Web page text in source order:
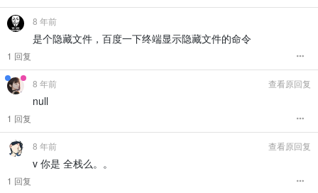
8 年前
是个隐藏文件，百度一下终端显示隐藏文件的命令
1 回复
8 年前 查看原回复
null
1 回复
8 年前 查看原回复
v 你是 全栈么。。
1 回复